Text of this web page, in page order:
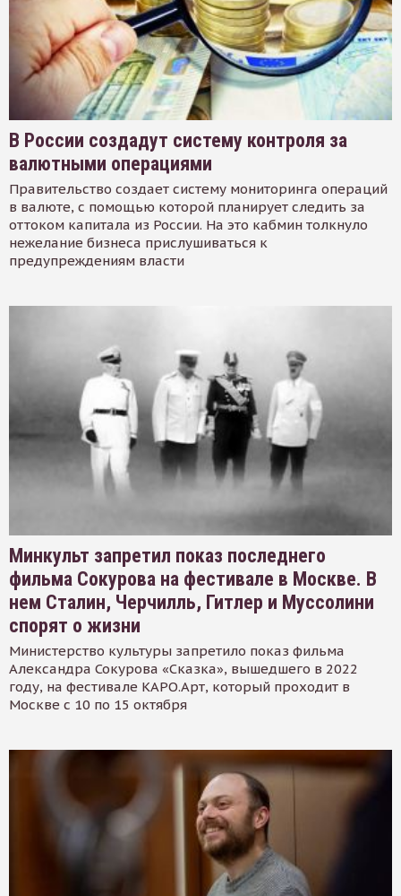
В России создадут систему контроля за
валютными операциями
Правительство создает систему мониторинга операций
в валюте, с помощью которой планирует следить за
оттоком капитала из России. На это кабмин толкнуло
нежелание бизнеса прислушиваться к
предупреждениям власти
Минкульт запретил показ последнего
фильма Сокурова на фестивале в Москве. В
нем Сталин, Черчилль, Гитлер и Муссолини
спорят о жизни
Министерство культуры запретило показ фильма
Александра Сокурова «Сказка», вышедшего в 2022
году, на фестивале КАРО.Арт, который проходит в
Москве с 10 по 15 октября